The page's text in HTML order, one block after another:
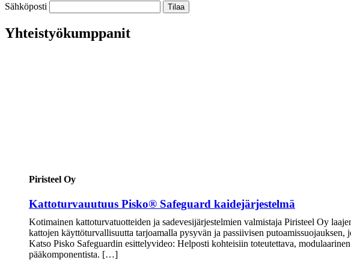
Sähköposti
Yhteistyökumppanit
Piristeel Oy
Kattoturvauutuus Pisko® Safeguard kaidejärjestelmä
Kotimainen kattoturvatuotteiden ja sadevesijärjestelmien valmistaja Piristeel Oy
kattojen käyttöturvallisuutta tarjoamalla pysyvän ja passiivisen
Katso Pisko Safeguardin esittelyvideo: Helposti kohteisiin toteutettava,
pääkomponentista. […]